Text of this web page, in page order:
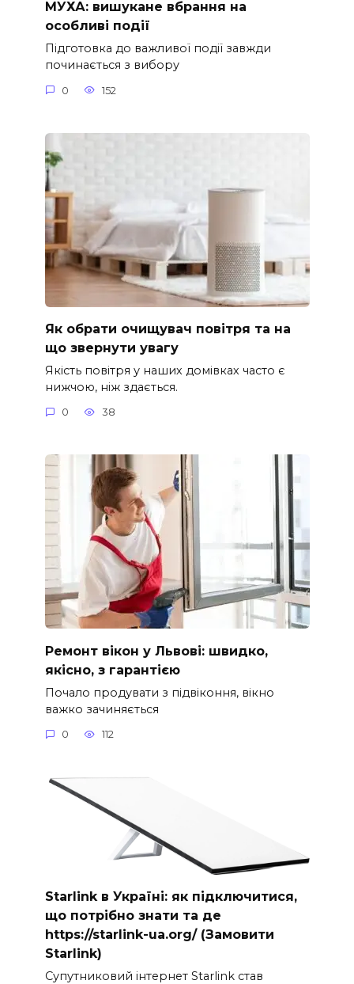
МУХА: вишукане вбрання на
особливі події
Підготовка до важливої події завжди
починається з вибору
0 152
Як обрати очищувач повітря та на
що звернути увагу
Якість повітря у наших домівках часто є
нижчою, ніж здається.
0 38
Ремонт вікон у Львові: швидко,
якісно, з гарантією
Почало продувати з підвіконня, вікно
важко зачиняється
0 112
Starlink в Україні: як підключитися,
що потрібно знати та де
https://starlink-ua.org/ (Замовити
Starlink)
Супутниковий інтернет Starlink став